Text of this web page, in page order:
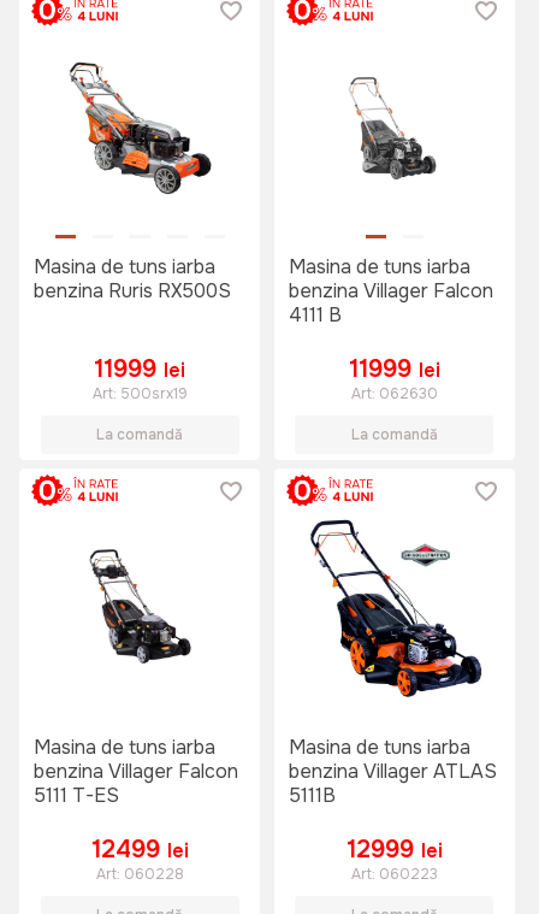
Masina de tuns iarba
benzina Ruris RX500S
11999 lei
Art: 500srx19
La comandă
Masina de tuns iarba
benzina Villager Falcon
4111 B
11999 lei
Art: 062630
La comandă
Masina de tuns iarba
benzina Villager Falcon
5111 T-ES
12499 lei
Art: 060228
Masina de tuns iarba
benzina Villager ATLAS
5111B
12999 lei
Art: 060223